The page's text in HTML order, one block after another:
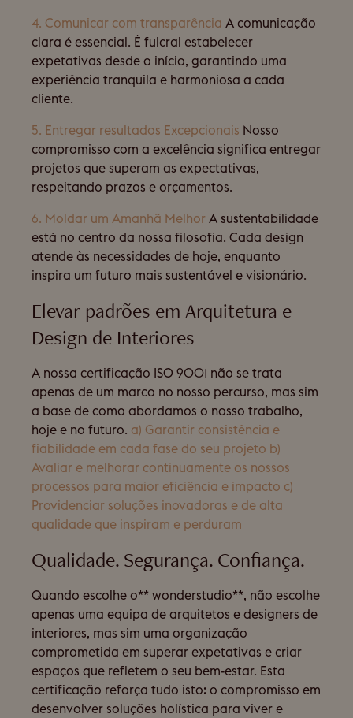
4. Comunicar com transparência A comunicação
clara é essencial. É fulcral estabelecer
expetativas desde o início, garantindo uma
experiência tranquila e harmoniosa a cada
cliente.
5. Entregar resultados Excepcionais Nosso
compromisso com a excelência significa entregar
projetos que superam as expectativas,
respeitando prazos e orçamentos.
6. Moldar um Amanhã Melhor A sustentabilidade
está no centro da nossa filosofia. Cada design
atende às necessidades de hoje, enquanto
inspira um futuro mais sustentável e visionário.
Elevar padrões em Arquitetura e
Design de Interiores
A nossa certificação ISO 9001 não se trata
apenas de um marco no nosso percurso, mas sim
a base de como abordamos o nosso trabalho,
hoje e no futuro. a) Garantir consistência e
fiabilidade em cada fase do seu projeto b)
Avaliar e melhorar continuamente os nossos
processos para maior eficiência e impacto c)
Providenciar soluções inovadoras e de alta
qualidade que inspiram e perduram
Qualidade. Segurança. Confiança.
Quando escolhe o** wonderstudio**, não escolhe
apenas uma equipa de arquitetos e designers de
interiores, mas sim uma organização
comprometida em superar expetativas e criar
espaços que refletem o seu bem-estar. Esta
certificação reforça tudo isto: o compromisso em
desenvolver soluções holística para viver e